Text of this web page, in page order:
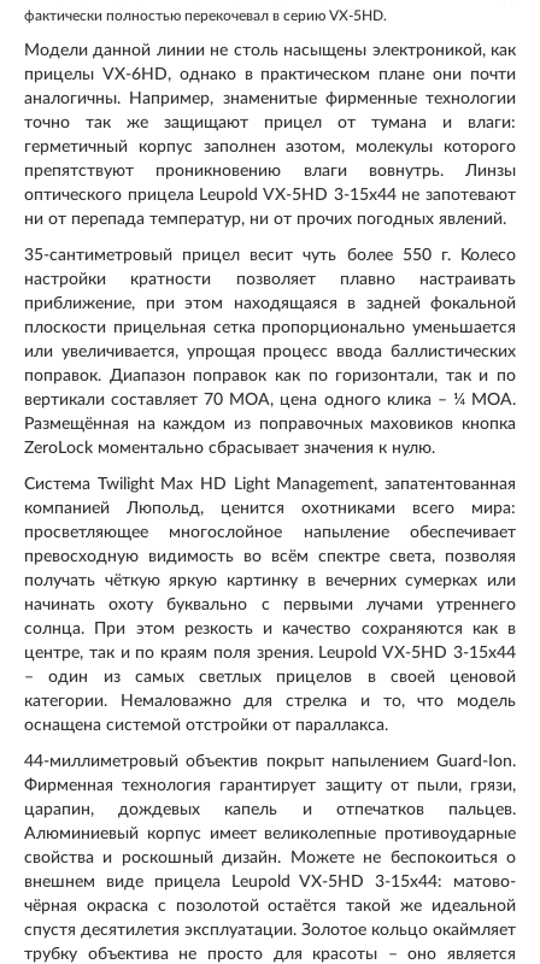
фактически полностью перекочевал в серию VX-5HD.
Модели данной линии не столь насыщены электроникой, как
прицелы VX-6HD, однако в практическом плане они почти
аналогичны. Например, знаменитые фирменные технологии
точно так же защищают прицел от тумана и влаги:
герметичный корпус заполнен азотом, молекулы которого
препятствуют проникновению влаги вовнутрь. Линзы
оптического прицела Leupold VX-5HD 3-15x44 не запотевают
ни от перепада температур, ни от прочих погодных явлений.
35-сантиметровый прицел весит чуть более 550 г. Колесо
настройки кратности позволяет плавно настраивать
приближение, при этом находящаяся в задней фокальной
плоскости прицельная сетка пропорционально уменьшается
или увеличивается, упрощая процесс ввода баллистических
поправок. Диапазон поправок как по горизонтали, так и по
вертикали составляет 70 МОА, цена одного клика – ¼ МОА.
Размещённая на каждом из поправочных маховиков кнопка
ZeroLock моментально сбрасывает значения к нулю.
Система Twilight Max HD Light Management, запатентованная
компанией Люпольд, ценится охотниками всего мира:
просветляющее многослойное напыление обеспечивает
превосходную видимость во всём спектре света, позволяя
получать чёткую яркую картинку в вечерних сумерках или
начинать охоту буквально с первыми лучами утреннего
солнца. При этом резкость и качество сохраняются как в
центре, так и по краям поля зрения. Leupold VX-5HD 3-15x44
– один из самых светлых прицелов в своей ценовой
категории. Немаловажно для стрелка и то, что модель
оснащена системой отстройки от параллакса.
44-миллиметровый объектив покрыт напылением Guard-Ion.
Фирменная технология гарантирует защиту от пыли, грязи,
царапин, дождевых капель и отпечатков пальцев.
Алюминиевый корпус имеет великолепные противоударные
свойства и роскошный дизайн. Можете не беспокоиться о
внешнем виде прицела Leupold VX-5HD 3-15x44: матово-
чёрная окраска с позолотой остаётся такой же идеальной
спустя десятилетия эксплуатации. Золотое кольцо окаймляет
трубку объектива не просто для красоты – оно является